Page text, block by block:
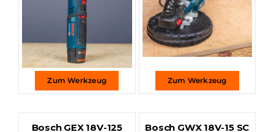
Zum Werkzeug Zum Werkzeug
Bosch GEX 18V-125 Bosch GWX 18V-15 SC